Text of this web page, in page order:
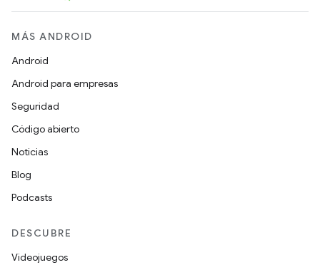
MÁS ANDROID
Android
Android para empresas
Seguridad
Código abierto
Noticias
Blog
Podcasts
DESCUBRE
Videojuegos